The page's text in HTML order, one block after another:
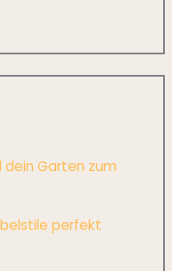
Garten zum
perfekt